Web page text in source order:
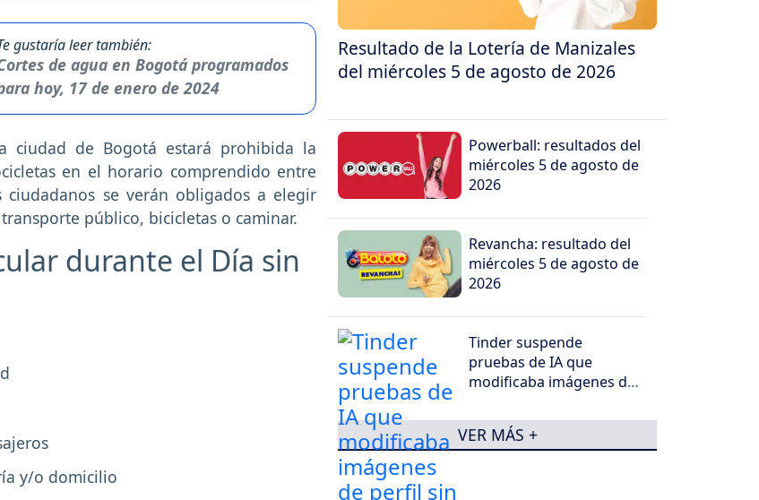
gustaría leer también:
de agua en Bogotá programados
hoy, 17 de enero de 2024
ciudad de Bogotá estará prohibida la
en el horario comprendido entre
se verán obligados a elegir
público, bicicletas o caminar.
durante el Día sin
y/o domicilio
Resultado de la Lotería de Manizales
del miércoles 5 de agosto de 2026
Powerball: resultados del
miércoles 5 de agosto de
2026
Revancha: resultado del
miércoles 5 de agosto de
2026
Tinder suspende
pruebas de IA que
modificaba imágenes de
usuarios
VER MÁS +